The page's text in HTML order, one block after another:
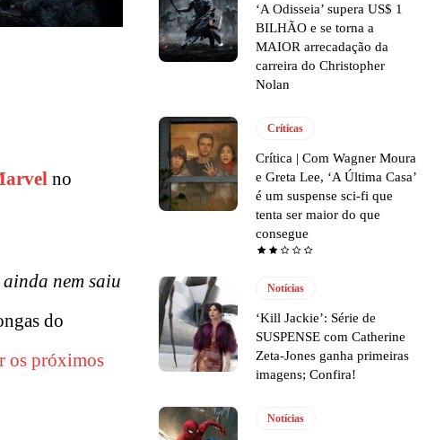
no
ainda nem saiu
do
os próximos
‘A Odisseia’ supera US$ 1
BILHÃO e se torna a
MAIOR arrecadação da
carreira do Christopher
Nolan
Críticas
Crítica | Com Wagner Moura
e Greta Lee, ‘A Última Casa’
é um suspense sci-fi que
tenta ser maior do que
consegue
Notícias
‘Kill Jackie’: Série de
SUSPENSE com Catherine
Zeta-Jones ganha primeiras
imagens; Confira!
Notícias